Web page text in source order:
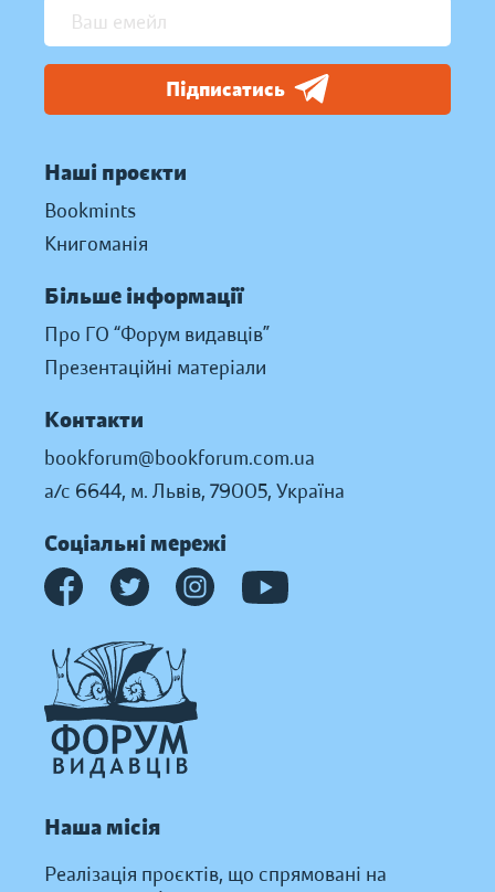
Підписатись
Наші проєкти
Bookmints
Книгоманія
Більше інформації
Про ГО “Форум видавців”
Презентаційні матеріали
Контакти
bookforum@bookforum.com.ua
а/с 6644, м. Львів, 79005, Україна
Соціальні мережі
Наша місія
Реалізація проєктів, що спрямовані на